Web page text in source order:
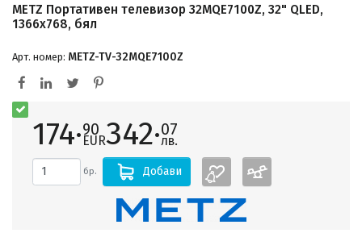
METZ Портативен телевизор 32MQE7100Z, 32" QLED,
1366x768, бял
Арт. номер: METZ-TV-32MQE7100Z
174·90
EUR342·07
лв.
бр. Добави